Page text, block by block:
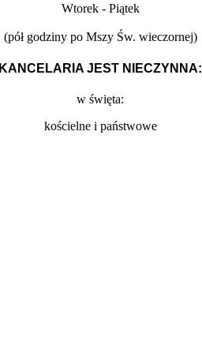
Wtorek - Piątek
(pół godziny po Mszy Św. wieczornej)
KANCELARIA JEST NIECZYNNA:
w święta:
kościelne i państwowe